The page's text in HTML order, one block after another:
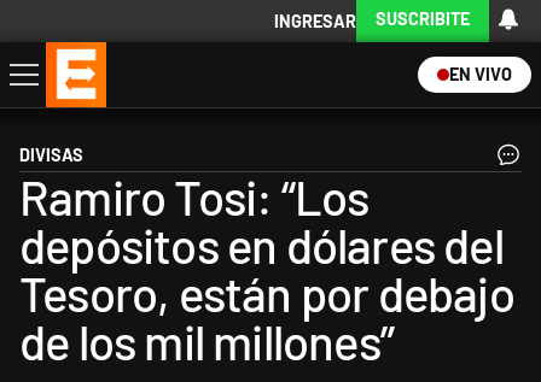
INGRESAR SUSCRIBITE
EN VIVO
Economía
Política
Internacional
Actualidad
Descargá la App
DIVISAS
Ramiro Tosi: “Los
depósitos en dólares del
Tesoro, están por debajo
de los mil millones”